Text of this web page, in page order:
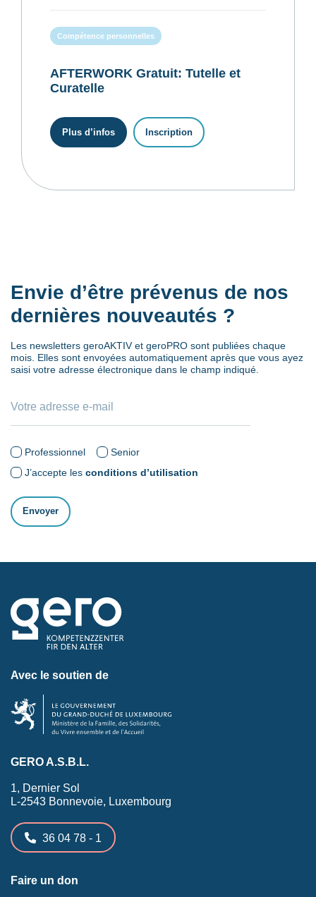
Compétence personnelles
AFTERWORK Gratuit: Tutelle et
Curatelle
Plus d’infos Inscription
Envie d’être prévenus de nos
dernières nouveautés ?
Les newsletters geroAKTIV et geroPRO sont publiées chaque
mois. Elles sont envoyées automatiquement après que vous ayez
saisi votre adresse électronique dans le champ indiqué.
Professionnel
Senior
J’accepte les conditions d’utilisation
Avec le soutien de
GERO A.S.B.L.
1, Dernier Sol
L-2543 Bonnevoie, Luxembourg
36 04 78 - 1
Faire un don